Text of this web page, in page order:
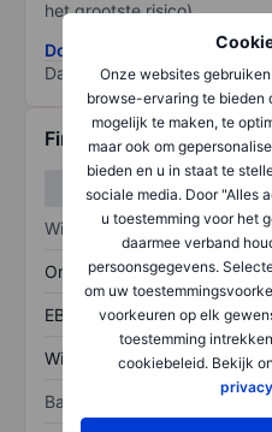
Onze websites
browse-ervaring te bieden
mogelijk te maken, te
maar ook om
bieden en u in staat te
sociale media. Door "Alles
u toestemming voor het
daarmee verband
persoonsgegevens.
om uw
voorkeuren op elk
toestemming
cookiebeleid. Bekijk
het grootste risico).
Download de ESG-
Data provided by
Financiële gegevens
Winst/verlies
Omzet
EBITDA
Winst
Balans